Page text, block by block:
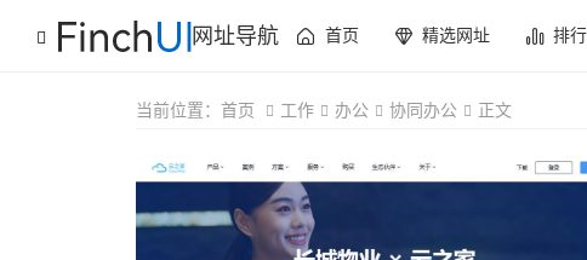
网址导航 首页 精选网址 排
当前位置： 首页 工作 办公 协同办公 正文